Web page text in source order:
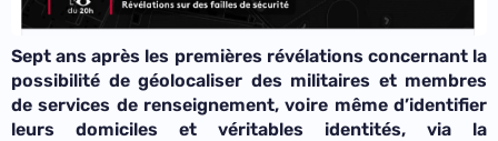
Sept ans après les premières révélations concernant la
possibilité de géolocaliser des militaires et membres
de services de renseignement, voire même d’identifier
leurs domiciles et véritables identités, via la